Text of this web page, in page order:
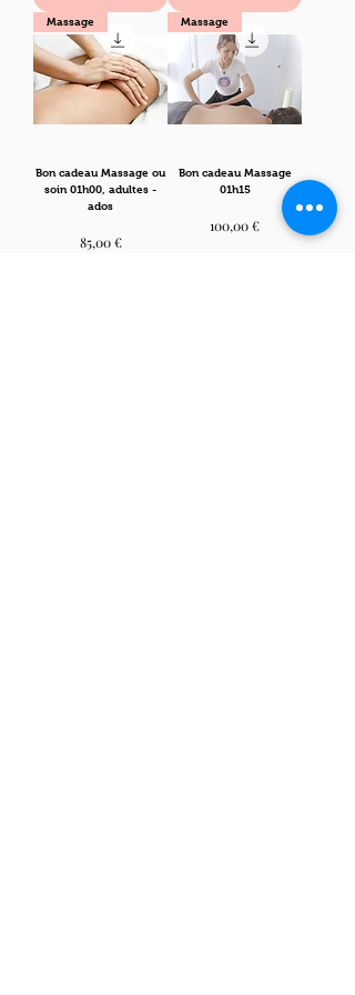
Massage
Bon cadeau Massage ou
soin 01h00, adultes -
ados
Prix
85,00 €
Massage
Bon cadeau Massage
01h15
Prix
100,00 €